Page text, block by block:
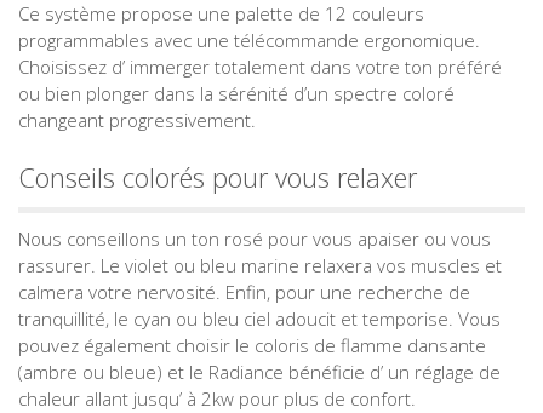
Ce système propose une palette de 12 couleurs
programmables avec une télécommande ergonomique.
Choisissez d’ immerger totalement dans votre ton préféré
ou bien plonger dans la sérénité d’un spectre coloré
changeant progressivement.
Conseils colorés pour vous relaxer
Nous conseillons un ton rosé pour vous apaiser ou vous
rassurer. Le violet ou bleu marine relaxera vos muscles et
calmera votre nervosité. Enfin, pour une recherche de
tranquillité, le cyan ou bleu ciel adoucit et temporise. Vous
pouvez également choisir le coloris de flamme dansante
(ambre ou bleue) et le Radiance bénéficie d’ un réglage de
chaleur allant jusqu’ à 2kw pour plus de confort.